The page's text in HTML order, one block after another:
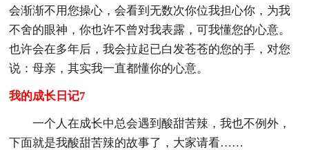
会渐渐不用您操心，会看到无数次你位我担心你，为我
不舍的眼神，你也许不曾对我表露，可我懂您的心意。
也许会在多年后，我会拉起已白发苍苍的您的手，对您
说：母亲，其实我一直都懂你的心意。
我的成长日记7
一个人在成长中总会遇到酸甜苦辣，我也不例外，
下面就是我酸甜苦辣的故事了，大家请看……